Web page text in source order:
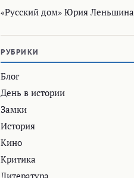
«Русский дом» Юрия Леньшина
РУБРИКИ
Блог
День в истории
Замки
История
Кино
Критика